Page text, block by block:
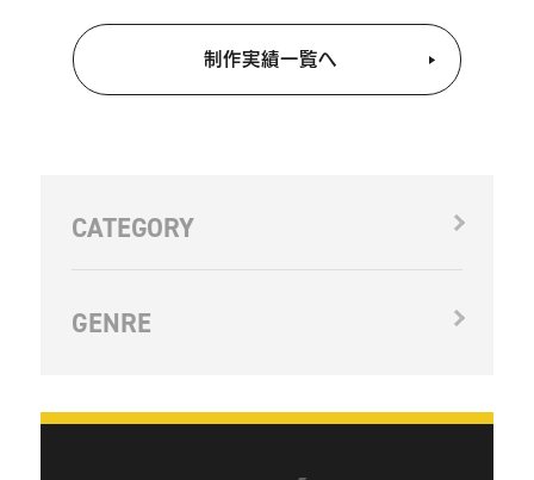
制作実績一覧へ
CATEGORY
GENRE